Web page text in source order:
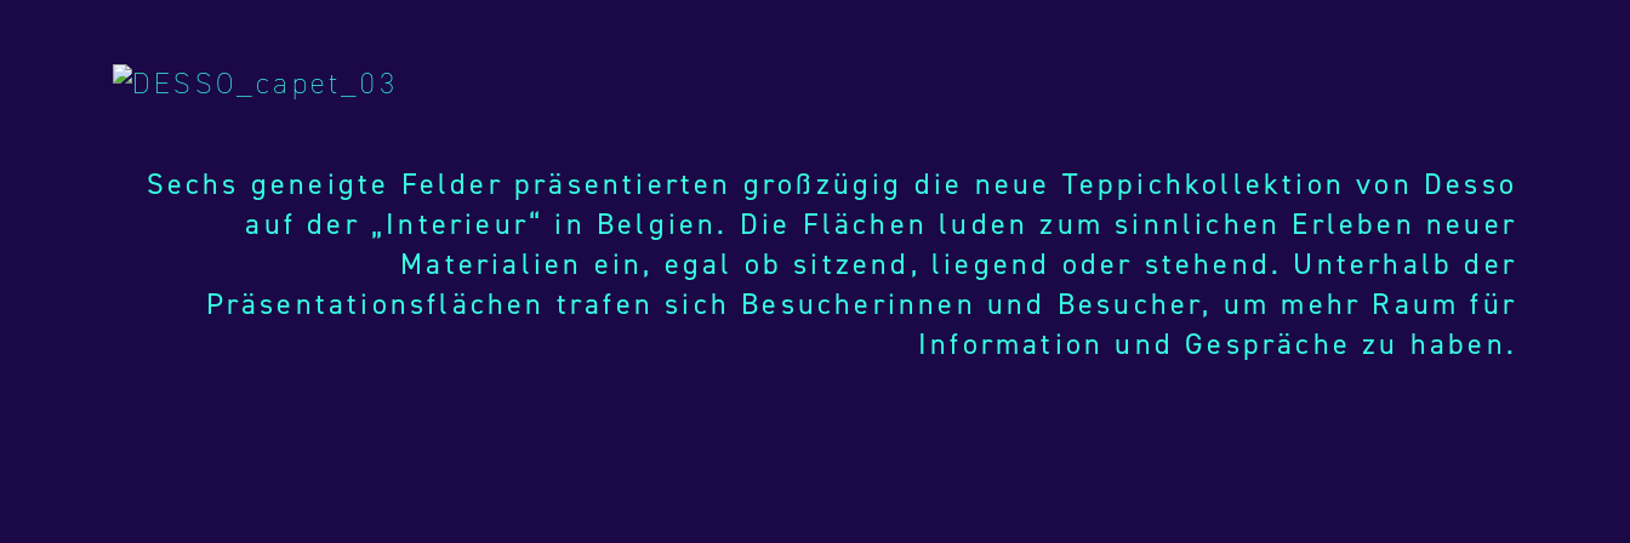
Sechs geneigte Felder präsentierten großzügig die neue Teppichkollektion von Desso
auf der „Interieur“ in Belgien. Die Flächen luden zum sinnlichen Erleben neuer
Materialien ein, egal ob sitzend, liegend oder stehend. Unterhalb der
Präsentationsflächen trafen sich Besucherinnen und Besucher, um mehr Raum für
Information und Gespräche zu haben.